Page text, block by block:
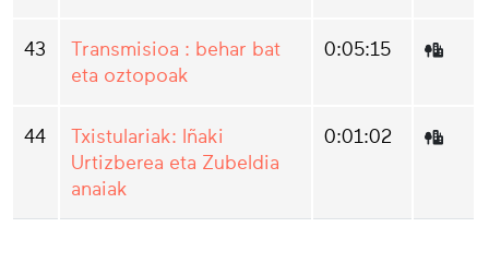
43
Transmisioa : behar bat
eta oztopoak
0:05:15
44
Txistulariak: Iñaki
Urtizberea eta Zubeldia
anaiak
0:01:02